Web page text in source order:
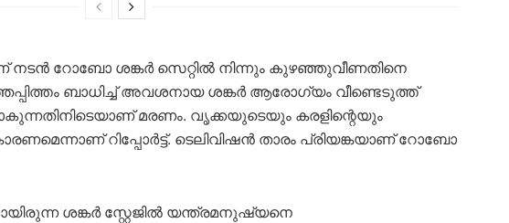
റോബോ ശങ്കർ സെറ്റിൽ നിന്നും കുഴഞ്ഞുവീണതിനെ
ബാധിച്ച് അവശനായ ശങ്കർ ആരോഗ്യം വീണ്ടെടുത്ത്
മരണം. വൃക്കയുടെയും കരളിന്റെയും
റിപ്പോർട്ട്. ടെലിവിഷൻ താരം പ്രിയങ്കയാണ് റോബോ
ശങ്കർ സ്റ്റേജിൽ യന്ത്രമനുഷ്യനെ